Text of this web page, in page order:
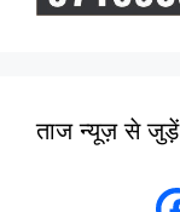
ताज न्यूज़ से जुड़ें